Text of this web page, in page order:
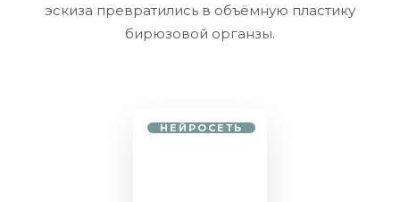
эскиза превратились в объёмную пластику
бирюзовой органзы.
НЕЙРОСЕТЬ